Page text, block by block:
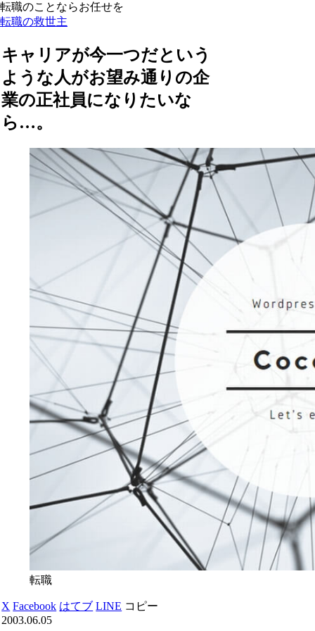
転職のことならお任せを
転職の救世主
キャリアが今一つだという
ような人がお望み通りの企
業の正社員になりたいな
ら…。
転職
X Facebook はてブ LINE コピー
2003.06.05